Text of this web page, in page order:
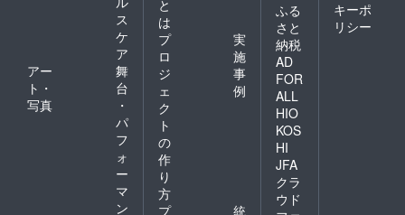
デアを議論し、具現化
することができたら、
結果的に”おもしろ
い”ドキュメンタリー
になるのではないかと
期待しています。 質
問、疑問点等あればお
気軽にご連絡くださ
い。最後までお読みい
いました。 穴山律
ス
ケ
ア
アー
ト・
写真
舞
台
・
パ
フ
ォ
ー
マ
ン
と
は
プ
ロ
ジ
ェ
ク
ト
の
作
り
方
実
施
事
例
プ 統
ふる
さと
納税
AD
FOR
ALL
HIO
KOS
HI
JFA
クラ
ウド
キーポ
リシー